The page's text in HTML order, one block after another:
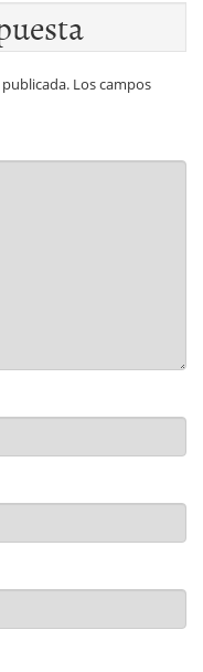
Los campos